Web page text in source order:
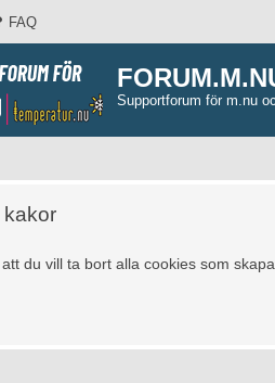
FAQ
Supportforum för m.nu
kakor
du vill ta bort alla cookies som